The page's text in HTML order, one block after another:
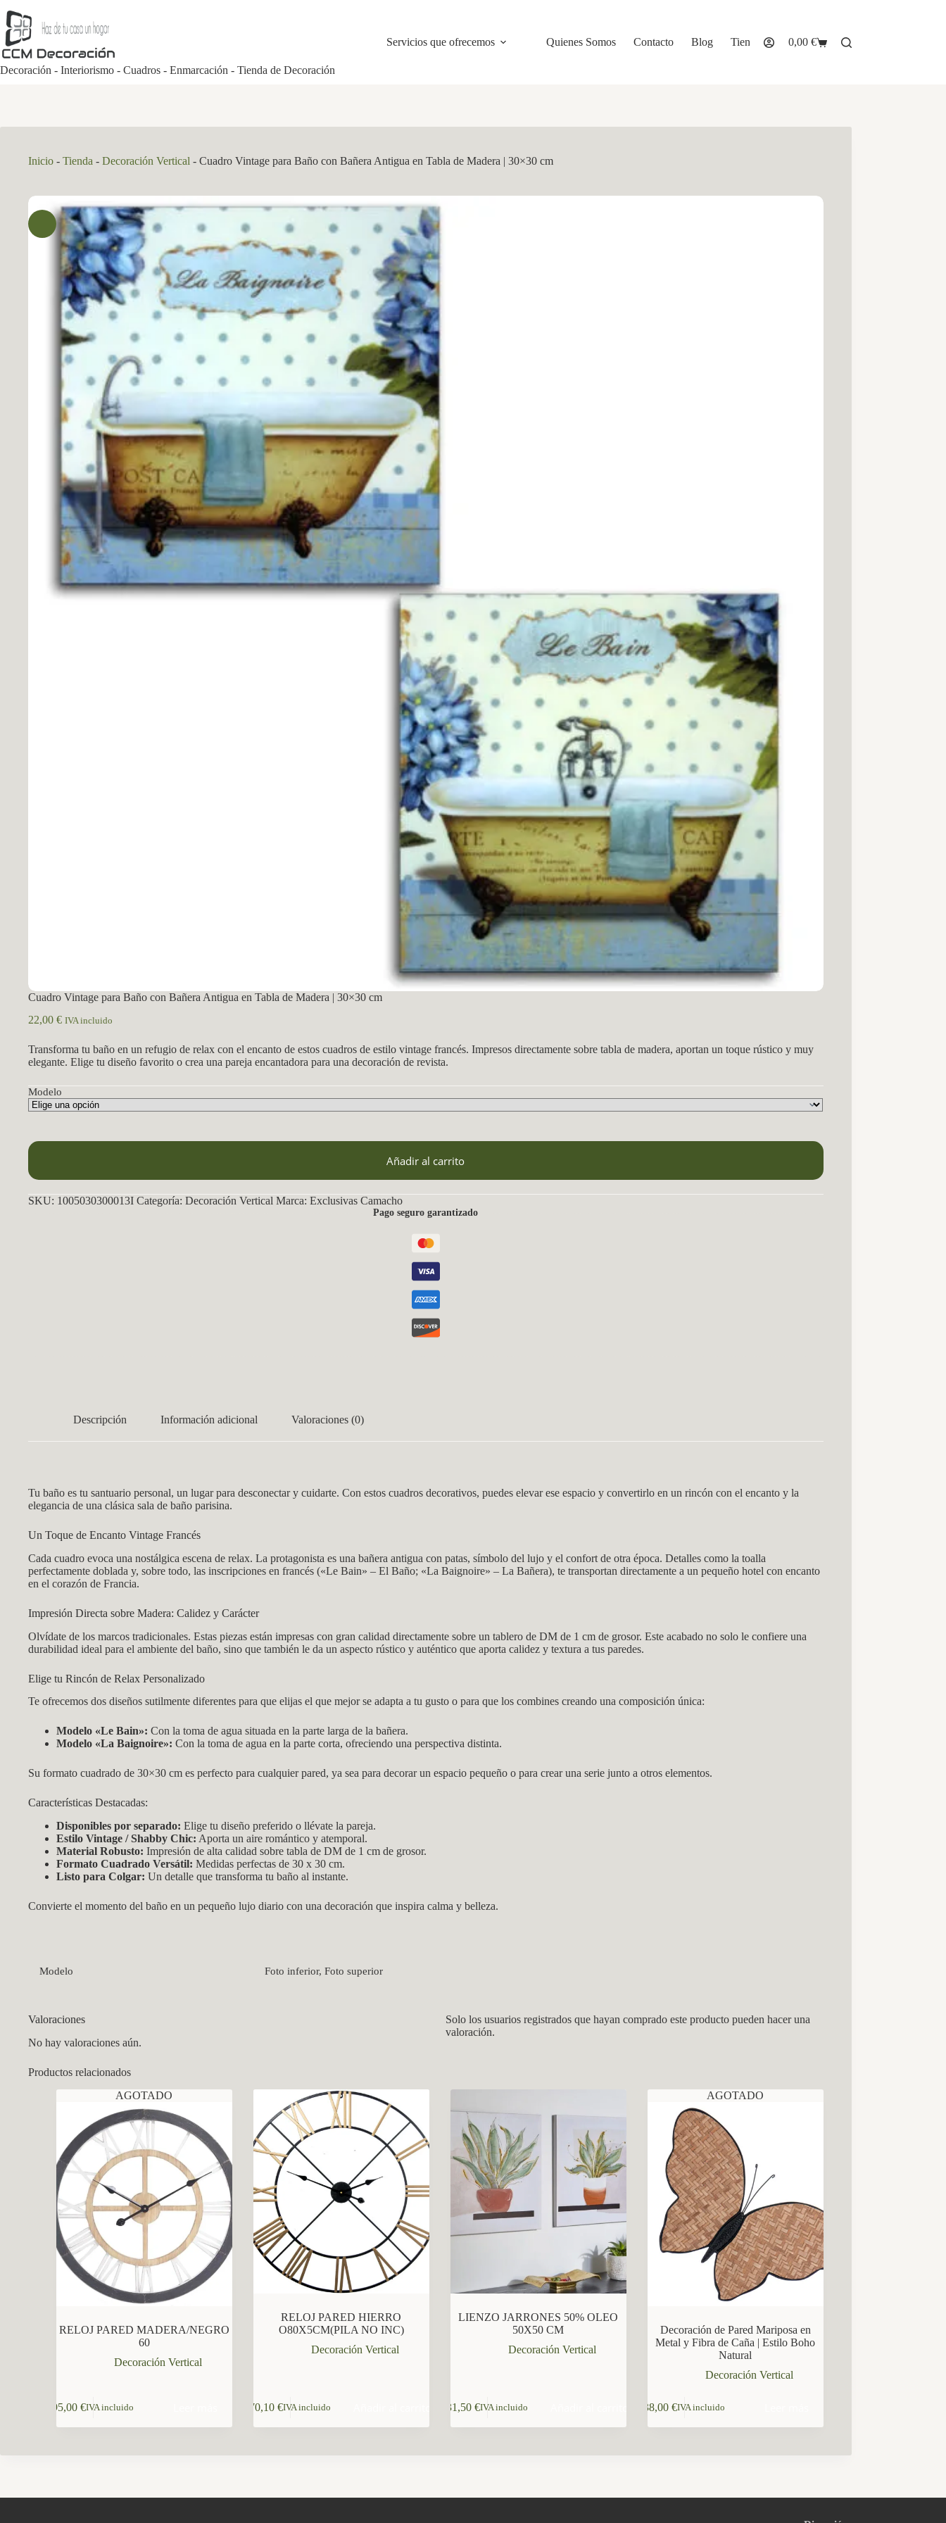
al
contenido
Decoración - Interiorismo - Cuadros - Enmarcación - Tienda de Decoración
Servicios que ofrecemos Quienes Somos Contacto Blog Tienda
Carro
0,00 €
Inicio - Tienda - Decoración Vertical - Cuadro Vintage para Baño con Bañera Antigua en Tabla de Madera | 30×30 cm
Cuadro Vintage para Baño con Bañera Antigua en Tabla de Madera | 30×30 cm
22,00 € IVA incluido
Transforma tu baño en un refugio de relax con el encanto de estos cuadros de estilo vintage francés. Impresos directamente sobre tabla de madera, aportan un toque rústico y muy
elegante. Elige tu diseño favorito o crea una pareja encantadora para una decoración de revista.
Modelo
Añadir al carrito
SKU: 1005030300013I Categoría: Decoración Vertical Marca: Exclusivas Camacho
Pago seguro garantizado
Descripción Información adicional Valoraciones (0)
Tu baño es tu santuario personal, un lugar para desconectar y cuidarte. Con estos cuadros decorativos, puedes elevar ese espacio y convertirlo en un rincón con el encanto y la
elegancia de una clásica sala de baño parisina.
Un Toque de Encanto Vintage Francés
Cada cuadro evoca una nostálgica escena de relax. La protagonista es una bañera antigua con patas, símbolo del lujo y el confort de otra época. Detalles como la toalla
perfectamente doblada y, sobre todo, las inscripciones en francés («Le Bain» – El Baño; «La Baignoire» – La Bañera), te transportan directamente a un pequeño hotel con encanto
en el corazón de Francia.
Impresión Directa sobre Madera: Calidez y Carácter
Olvídate de los marcos tradicionales. Estas piezas están impresas con gran calidad directamente sobre un tablero de DM de 1 cm de grosor. Este acabado no solo le confiere una
durabilidad ideal para el ambiente del baño, sino que también le da un aspecto rústico y auténtico que aporta calidez y textura a tus paredes.
Elige tu Rincón de Relax Personalizado
Te ofrecemos dos diseños sutilmente diferentes para que elijas el que mejor se adapta a tu gusto o para que los combines creando una composición única:
Modelo «Le Bain»: Con la toma de agua situada en la parte larga de la bañera.
Modelo «La Baignoire»: Con la toma de agua en la parte corta, ofreciendo una perspectiva distinta.
Su formato cuadrado de 30×30 cm es perfecto para cualquier pared, ya sea para decorar un espacio pequeño o para crear una serie junto a otros elementos.
Características Destacadas:
Disponibles por separado: Elige tu diseño preferido o llévate la pareja.
Estilo Vintage / Shabby Chic: Aporta un aire romántico y atemporal.
Material Robusto: Impresión de alta calidad sobre tabla de DM de 1 cm de grosor.
Formato Cuadrado Versátil: Medidas perfectas de 30 x 30 cm.
Listo para Colgar: Un detalle que transforma tu baño al instante.
Convierte el momento del baño en un pequeño lujo diario con una decoración que inspira calma y belleza.
Modelo Foto inferior, Foto superior
Valoraciones
No hay valoraciones aún.
Solo los usuarios registrados que hayan comprado este producto pueden hacer una
valoración.
Productos relacionados
AGOTADO
RELOJ PARED MADERA/NEGRO
60
Decoración Vertical
95,00€IVA incluido
RELOJ PARED HIERRO
O80X5CM(PILA NO INC)
Decoración Vertical
70,10€IVA incluido
LIENZO JARRONES 50% OLEO
50X50 CM
Decoración Vertical
31,50€IVA incluido
AGOTADO
Decoración de Pared Mariposa en
Metal y Fibra de Caña | Estilo Boho
Natural
Decoración Vertical
38,00€IVA incluido
CCM Decoración
Asistente virtual · En línea